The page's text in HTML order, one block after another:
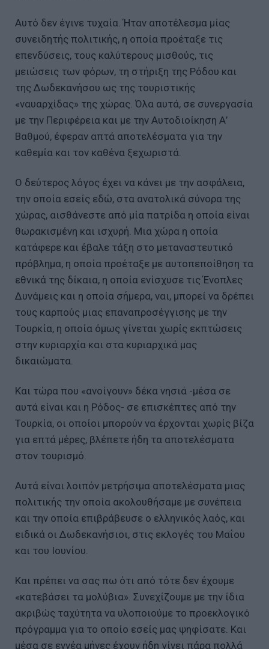
Αυτό δεν έγινε τυχαία. Ήταν αποτέλεσμα μίας
συνειδητής πολιτικής, η οποία προέταξε τις
επενδύσεις, τους καλύτερους μισθούς, τις
μειώσεις των φόρων, τη στήριξη της Ρόδου και
της Δωδεκανήσου ως της τουριστικής
«ναυαρχίδας» της χώρας. Όλα αυτά, σε συνεργασία
με την Περιφέρεια και με την Αυτοδιοίκηση Α’
Βαθμού, έφεραν απτά αποτελέσματα για την
καθεμία και τον καθένα ξεχωριστά.
Ο δεύτερος λόγος έχει να κάνει με την ασφάλεια,
την οποία εσείς εδώ, στα ανατολικά σύνορα της
χώρας, αισθάνεστε από μία πατρίδα η οποία είναι
θωρακισμένη και ισχυρή. Μια χώρα η οποία
κατάφερε και έβαλε τάξη στο μεταναστευτικό
πρόβλημα, η οποία προέταξε με αυτοπεποίθηση τα
εθνικά της δίκαια, η οποία ενίσχυσε τις Ένοπλες
Δυνάμεις και η οποία σήμερα, ναι, μπορεί να δρέπει
τους καρπούς μιας επαναπροσέγγισης με την
Τουρκία, η οποία όμως γίνεται χωρίς εκπτώσεις
στην κυριαρχία και στα κυριαρχικά μας
δικαιώματα.
Και τώρα που «ανοίγουν» δέκα νησιά -μέσα σε
αυτά είναι και η Ρόδος- σε επισκέπτες από την
Τουρκία, οι οποίοι μπορούν να έρχονται χωρίς βίζα
για επτά μέρες, βλέπετε ήδη τα αποτελέσματα
στον τουρισμό.
Αυτά είναι λοιπόν μετρήσιμα αποτελέσματα μιας
πολιτικής την οποία ακολουθήσαμε με συνέπεια
και την οποία επιβράβευσε ο ελληνικός λαός, και
ειδικά οι Δωδεκανήσιοι, στις εκλογές του Μαΐου
και του Ιουνίου.
Και πρέπει να σας πω ότι από τότε δεν έχουμε
«κατεβάσει τα μολύβια». Συνεχίζουμε με την ίδια
ακριβώς ταχύτητα να υλοποιούμε το προεκλογικό
πρόγραμμα για το οποίο εσείς μας ψηφίσατε. Και
μέσα σε εννέα μήνες έχουν ήδη γίνει πάρα πολλά